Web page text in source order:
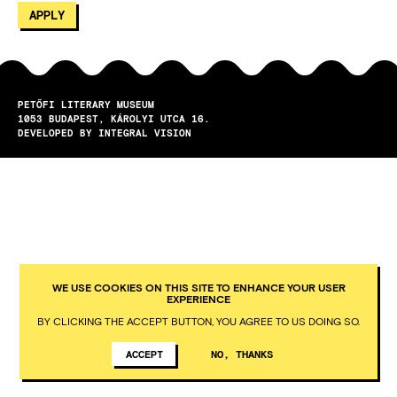
PETŐFI LITERARY MUSEUM
1053
BUDAPEST
KÁROLYI UTCA 16.
DEVELOPED BY INTEGRAL VISION
WE USE COOKIES ON THIS SITE TO ENHANCE YOUR USER
EXPERIENCE
BY CLICKING THE ACCEPT BUTTON, YOU AGREE TO US DOING SO.
ACCEPT NO, THANKS